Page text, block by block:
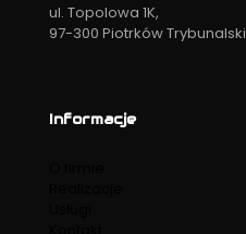
ul. Topolowa 1K,
97-300 Piotrków Trybunalski
Informacje